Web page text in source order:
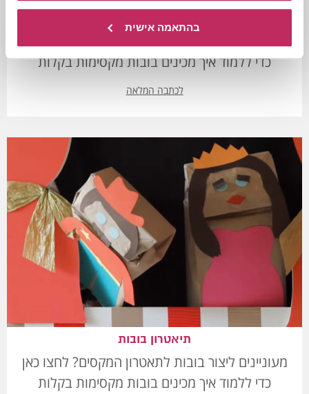
בהתאמה אישית
כדי ללמוד איך מכינים בובות מקסימות בקלות
לכתבה המלאה
תיאטרון בובות
מעוניינים ליצור בובות לתאטרון המקסים? לחצו כאן
כדי ללמוד איך מכינים בובות מקסימות בקלות